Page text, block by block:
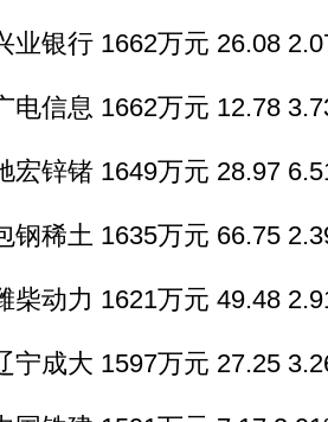
银行 1662万元 26.08
信息 1662万元 12.78
锌锗 1649万元 28.97
稀土 1635万元 66.75
动力 1621万元 49.48
成大 1597万元 27.25